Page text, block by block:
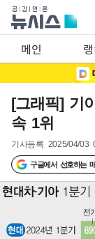
메인
[그래픽] 기
속 1위
기사등록 2025/04/03
구글에서 선호하는